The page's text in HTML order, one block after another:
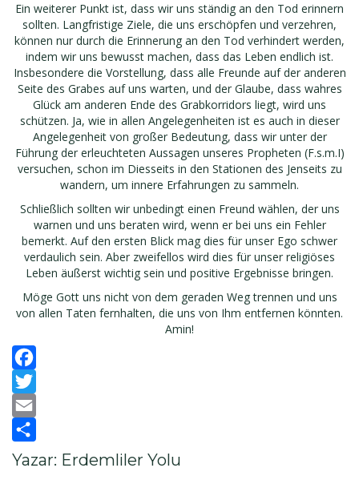
Ein weiterer Punkt ist, dass wir uns ständig an den Tod erinnern
sollten. Langfristige Ziele, die uns erschöpfen und verzehren,
können nur durch die Erinnerung an den Tod verhindert werden,
indem wir uns bewusst machen, dass das Leben endlich ist.
Insbesondere die Vorstellung, dass alle Freunde auf der anderen
Seite des Grabes auf uns warten, und der Glaube, dass wahres
Glück am anderen Ende des Grabkorridors liegt, wird uns
schützen. Ja, wie in allen Angelegenheiten ist es auch in dieser
Angelegenheit von großer Bedeutung, dass wir unter der
Führung der erleuchteten Aussagen unseres Propheten (F.s.m.I)
versuchen, schon im Diesseits in den Stationen des Jenseits zu
wandern, um innere Erfahrungen zu sammeln.
Schließlich sollten wir unbedingt einen Freund wählen, der uns
warnen und uns beraten wird, wenn er bei uns ein Fehler
bemerkt. Auf den ersten Blick mag dies für unser Ego schwer
verdaulich sein. Aber zweifellos wird dies für unser religiöses
Leben äußerst wichtig sein und positive Ergebnisse bringen.
Möge Gott uns nicht von dem geraden Weg trennen und uns
von allen Taten fernhalten, die uns von Ihm entfernen könnten.
Amin!
Facebook
Twitter
Email
Paylaş
Yazar: Erdemliler Yolu